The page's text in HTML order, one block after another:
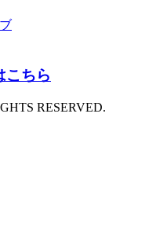
こちら
RESERVED.